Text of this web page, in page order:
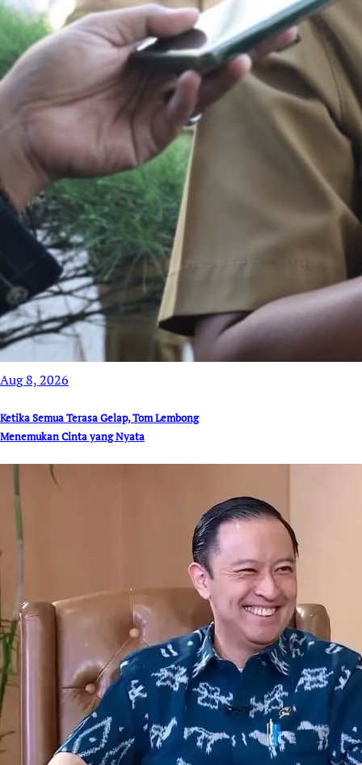
Aug 8, 2026
Ketika Semua Terasa Gelap, Tom Lembong
Menemukan Cinta yang Nyata